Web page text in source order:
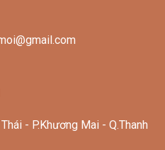
- P.Khương Mai - Q.Thanh